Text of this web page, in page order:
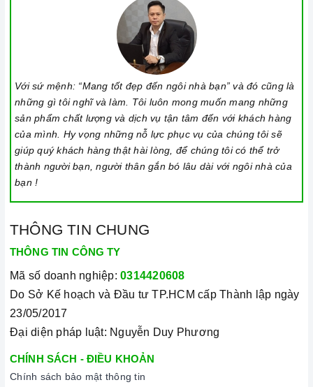
Với sứ mệnh: “Mang tốt đẹp đến ngôi nhà bạn” và đó cũng là
những gì tôi nghĩ và làm. Tôi luôn mong muốn mang những
sản phẩm chất lượng và dịch vụ tận tâm đến với khách hàng
của mình. Hy vọng những nỗ lực phục vụ của chúng tôi sẽ
giúp quý khách hàng thật hài lòng, để chúng tôi có thể trở
thành người bạn, người thân gắn bó lâu dài với ngôi nhà của
bạn !
THÔNG TIN CHUNG
THÔNG TIN CÔNG TY
Mã số doanh nghiệp: 0314420608
Do Sở Kế hoạch và Đầu tư TP.HCM cấp Thành lập ngày
23/05/2017
Đại diện pháp luật: Nguyễn Duy Phương
CHÍNH SÁCH - ĐIỀU KHOẢN
Chính sách bảo mật thông tin